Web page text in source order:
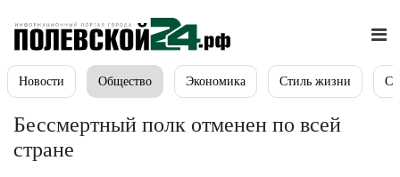
Новости Общество Экономика Стиль жизни
Бессмертный полк отменен по всей
стране